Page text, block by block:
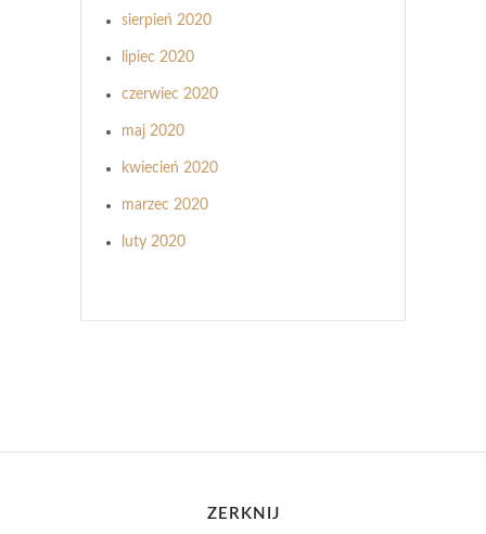
sierpień 2020
lipiec 2020
czerwiec 2020
maj 2020
kwiecień 2020
marzec 2020
luty 2020
ZERKNIJ